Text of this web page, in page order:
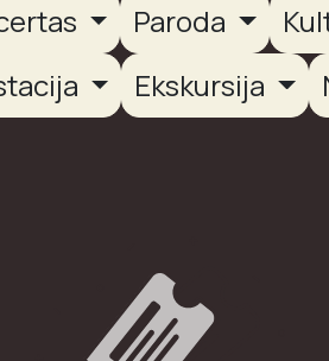
Paroda
Ekskursija